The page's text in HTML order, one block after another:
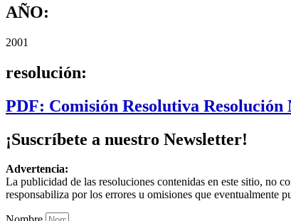
AÑO:
2001
resolución:
PDF: Comisión Resolutiva Resolución
¡Suscríbete a nuestro Newsletter!
Advertencia:
La publicidad de las resoluciones contenidas en este sitio, no
responsabiliza por los errores u omisiones que eventualmente